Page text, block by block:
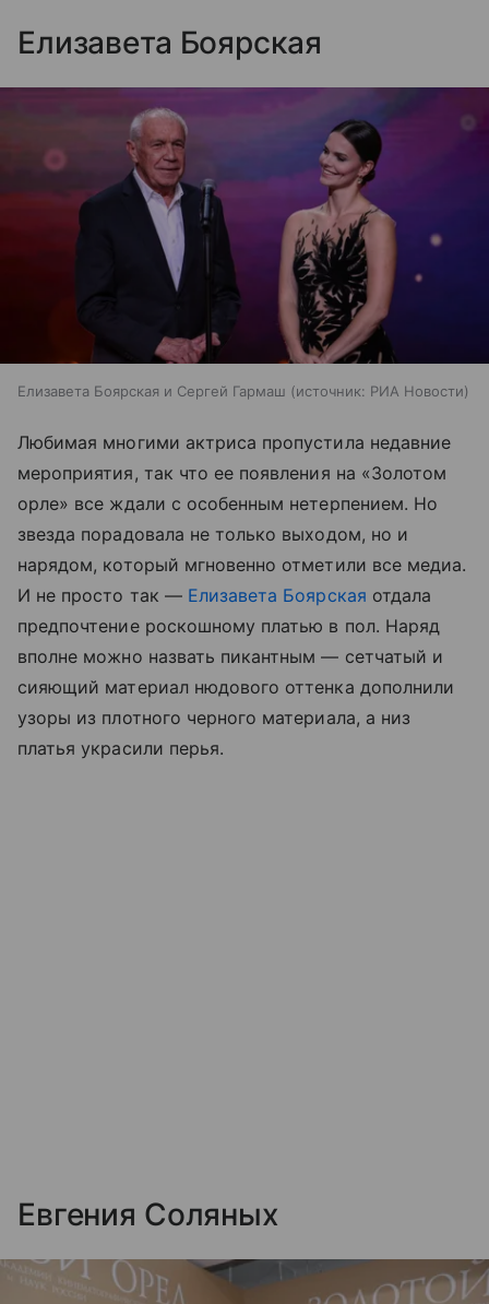
Елизавета Боярская
Елизавета Боярская и Сергей Гармаш источник: РИА Новости
Любимая многими актриса пропустила недавние
мероприятия, так что ее появления на «Золотом
орле» все ждали с особенным нетерпением. Но
звезда порадовала не только выходом, но и
нарядом, который мгновенно отметили все медиа.
И не просто так — Елизавета Боярская отдала
предпочтение роскошному платью в пол. Наряд
вполне можно назвать пикантным — сетчатый и
сияющий материал нюдового оттенка дополнили
узоры из плотного черного материала, а низ
платья украсили перья.
Евгения Соляных